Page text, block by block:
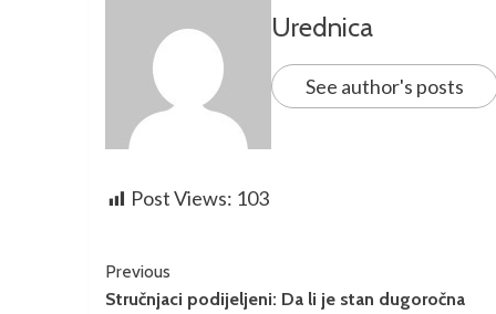
Urednica
See author's posts
Post Views: 103
Previous
Stručnjaci podijeljeni: Da li je stan dugoročna